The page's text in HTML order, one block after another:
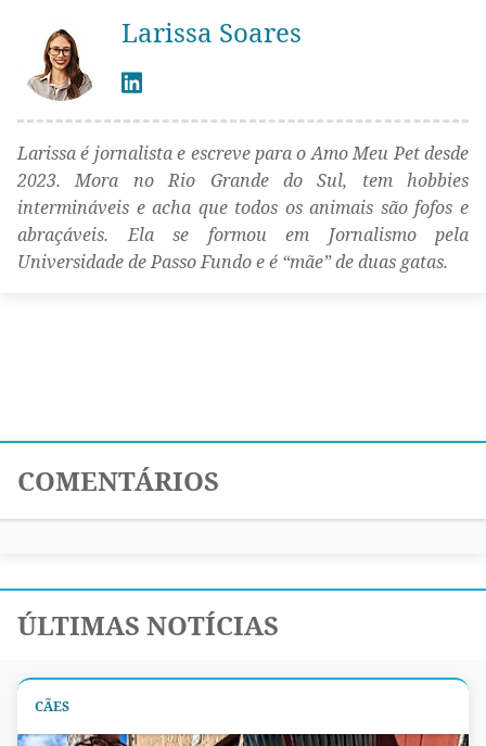
Larissa Soares
Larissa é jornalista e escreve para o Amo Meu Pet desde
2023. Mora no Rio Grande do Sul, tem hobbies
intermináveis e acha que todos os animais são fofos e
abraçáveis. Ela se formou em Jornalismo pela
Universidade de Passo Fundo e é “mãe” de duas gatas.
COMENTÁRIOS
ÚLTIMAS NOTÍCIAS
CÃES